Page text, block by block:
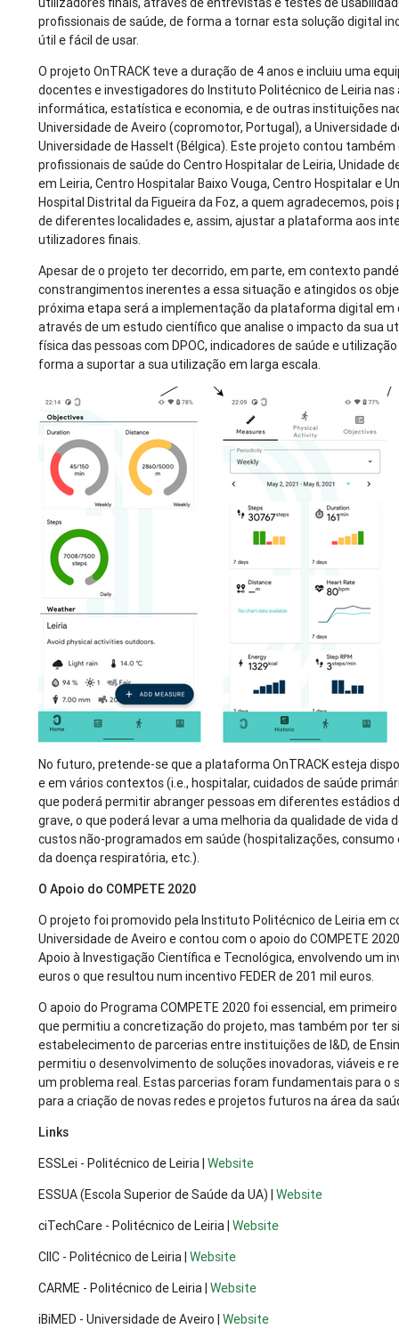
profissionais de saúde, de forma a tornar esta solução digital
útil e fácil de usar.
O projeto OnTRACK teve a duração de 4 anos e incluiu uma
docentes e investigadores do Instituto Politécnico de Leiria nas
informática, estatística e economia, e de outras instituições
Universidade de Aveiro (copromotor, Portugal), a Universidade
Universidade de Hasselt (Bélgica). Este projeto contou
profissionais de saúde do Centro Hospitalar de Leiria, Unidade
em Leiria, Centro Hospitalar Baixo Vouga, Centro Hospitalar e
Hospital Distrital da Figueira da Foz, a quem agradecemos,
de diferentes localidades e, assim, ajustar a plataforma aos
utilizadores finais.
Apesar de o projeto ter decorrido, em parte, em contexto
constrangimentos inerentes a essa situação e atingidos os
próxima etapa será a implementação da plataforma digital
através de um estudo científico que analise o impacto da sua
física das pessoas com DPOC, indicadores de saúde e
forma a suportar a sua utilização em larga escala.
No futuro, pretende-se que a plataforma OnTRACK esteja
e em vários contextos (i.e., hospitalar, cuidados de saúde
que poderá permitir abranger pessoas em diferentes estádios
grave, o que poderá levar a uma melhoria da qualidade de vida
custos não-programados em saúde (hospitalizações,
da doença respiratória, etc.).
O Apoio do COMPETE 2020
O projeto foi promovido pela Instituto Politécnico de Leiria em
Universidade de Aveiro e contou com o apoio do COMPETE
Apoio à Investigação Científica e Tecnológica, envolvendo um
euros o que resultou num incentivo FEDER de 201 mil euros.
O apoio do Programa COMPETE 2020 foi essencial, em
que permitiu a concretização do projeto, mas também por ter
estabelecimento de parcerias entre instituições de I&D, de
permitiu o desenvolvimento de soluções inovadoras, viáveis e
um problema real. Estas parcerias foram fundamentais para o
para a criação de novas redes e projetos futuros na área da
Links
ESSLei - Politécnico de Leiria |Website
ESSUA (Escola Superior de Saúde da UA) |Website
ciTechCare - Politécnico de Leiria |Website
CIIC - Politécnico de Leiria |Website
CARME - Politécnico de Leiria |Website
iBiMED - Universidade de Aveiro |Website